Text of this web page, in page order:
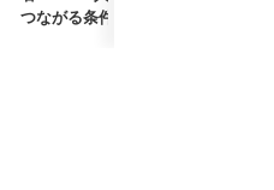
つながる条件【まなびイ...